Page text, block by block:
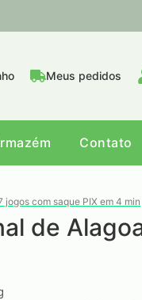
Meus pedidos
Contato
jogos com saque PIX em 4 min
de